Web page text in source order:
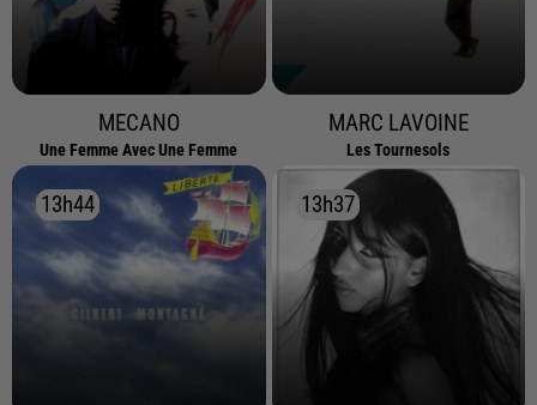
MECANO
Une Femme Avec Une Femme
MARC LAVOINE
Les Tournesols
13h44
13h44 13h37
13h37